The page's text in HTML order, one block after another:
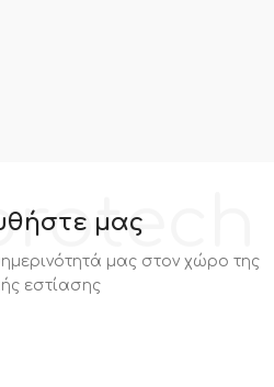
μας
μας στον χώρο της
εστίασης